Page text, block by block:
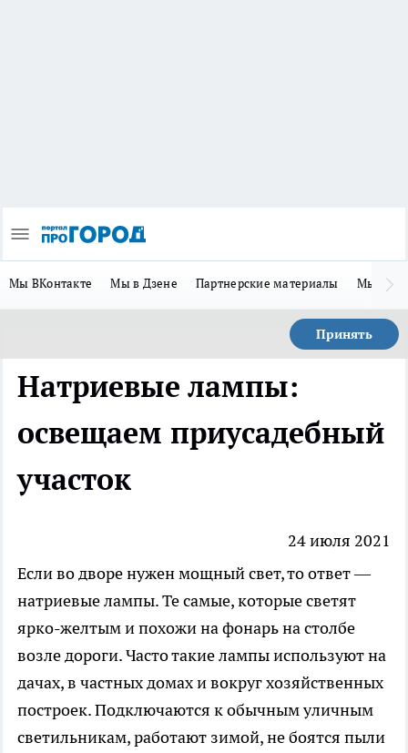
Мы ВКонтакте Мы в Дзене Партнерские материалы Мы в
Принять
Натриевые лампы:
освещаем приусадебный
участок
24 июля 2021
Если во дворе нужен мощный свет, то ответ —
натриевые лампы.Те самые, которые светят
ярко-желтым и похожи на фонарь на столбе
возле дороги. Часто такие лампы используют на
дачах, в частных домах и вокруг хозяйственных
построек. Подключаются к обычным уличным
светильникам, работают зимой, не боятся пыли